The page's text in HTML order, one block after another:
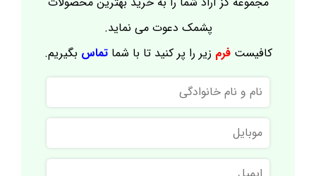
پشمک دعوت می نماید.
کافیستفرم زیر را پر کنید تا با شماتماس بگیریم.
نام
و
نام
خانوادگی
موبایل
ایمیل